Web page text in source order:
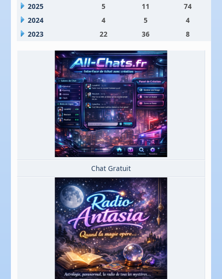
2025
5 11
74
2024
4 5
4
2023
22 36 8
Chat Gratuit